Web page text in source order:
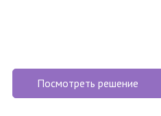
Посмотреть решение